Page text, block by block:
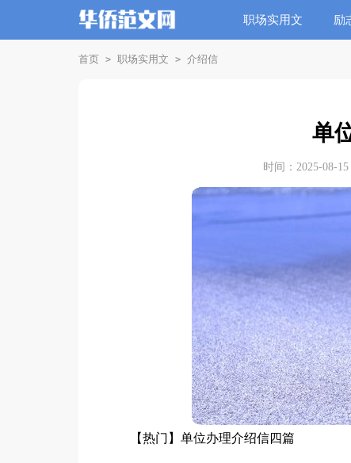
职场实用文 励
首页 > 职场实用文 > 介绍信
单
时间：2025-08-15
【热门】单位办理介绍信四篇